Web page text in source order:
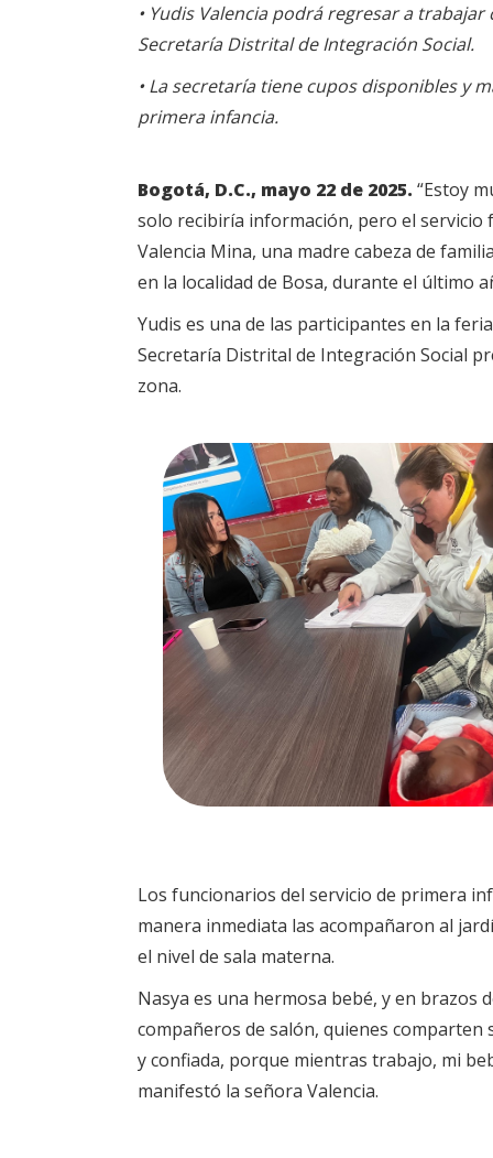
• Yudis Valencia podrá regresar a
Secretaría Distrital de Integración Social.
• La secretaría tiene cupos disponibles y
primera infancia.
Bogotá, D.C., mayo 22 de 2025. “Estoy
solo recibiría información, pero el servicio
Valencia Mina, una madre cabeza de
en la localidad de Bosa, durante el último
Yudis es una de las participantes en la
Secretaría Distrital de Integración Social
zona.
Los funcionarios del servicio de primera
manera inmediata las acompañaron al
el nivel de sala materna.
Nasya es una hermosa bebé, y en brazos
compañeros de salón, quienes
y confiada, porque mientras trabajo, mi
manifestó la señora Valencia.